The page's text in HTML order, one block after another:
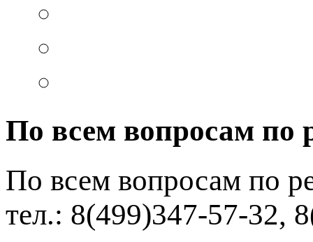
По всем вопросам по
По всем вопросам по
тел.: 8(499)347-57-32,